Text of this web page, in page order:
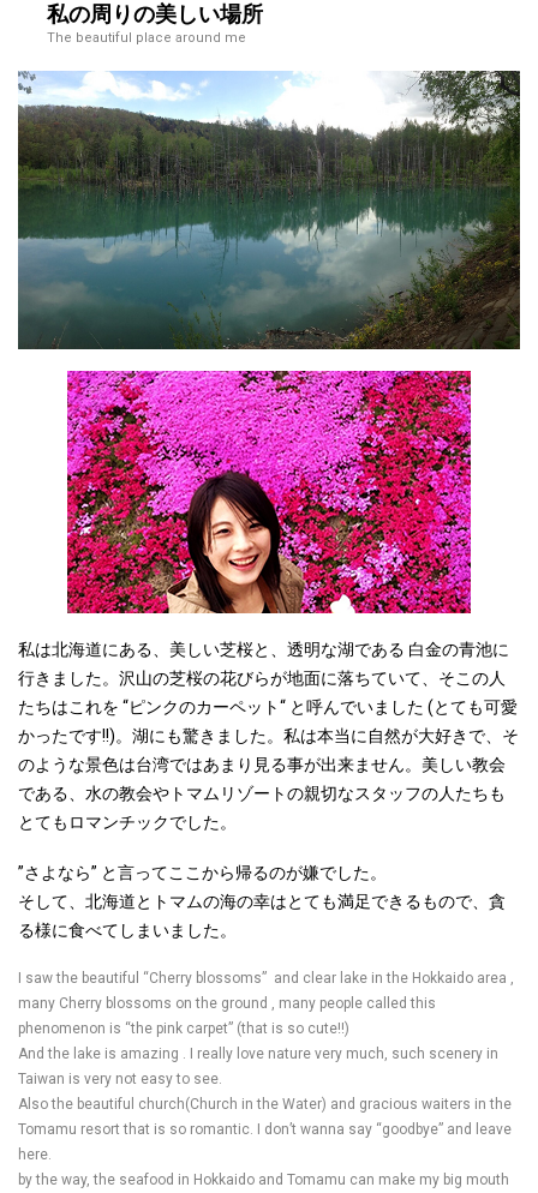
私の周りの美しい場所
The beautiful place around me
私は北海道にある、美しい芝桜と、透明な湖である 白金の青池に
行きました。沢山の芝桜の花びらが地面に落ちていて、そこの人
たちはこれを “ピンクのカーペット“ と呼んでいました (とても可愛
かったです!!)。湖にも驚きました。私は本当に自然が大好きで、そ
のような景色は台湾ではあまり見る事が出来ません。美しい教会
である、水の教会やトマムリゾートの親切なスタッフの人たちも
とてもロマンチックでした。
”さよなら” と言ってここから帰るのが嫌でした。
そして、北海道とトマムの海の幸はとても満足できるもので、貪
る様に食べてしまいました。
I saw the beautiful “Cherry blossoms” and clear lake in the Hokkaido area ,
many Cherry blossoms on the ground , many people called this
phenomenon is “the pink carpet” (that is so cute!!)
And the lake is amazing . I really love nature very much, such scenery in
Taiwan is very not easy to see.
Also the beautiful church(Church in the Water) and gracious waiters in the
Tomamu resort that is so romantic. I don’t wanna say “goodbye” and leave
here.
by the way, the seafood in Hokkaido and Tomamu can make my big mouth